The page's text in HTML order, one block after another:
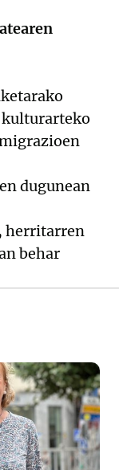
kulturarteko
dugunean
herritarren
behar